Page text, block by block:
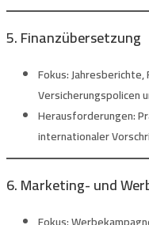
5. Finanzübersetzung
Fokus:
Versicherungspolicen
Herausforderungen:
internationaler
6. Marketing- und